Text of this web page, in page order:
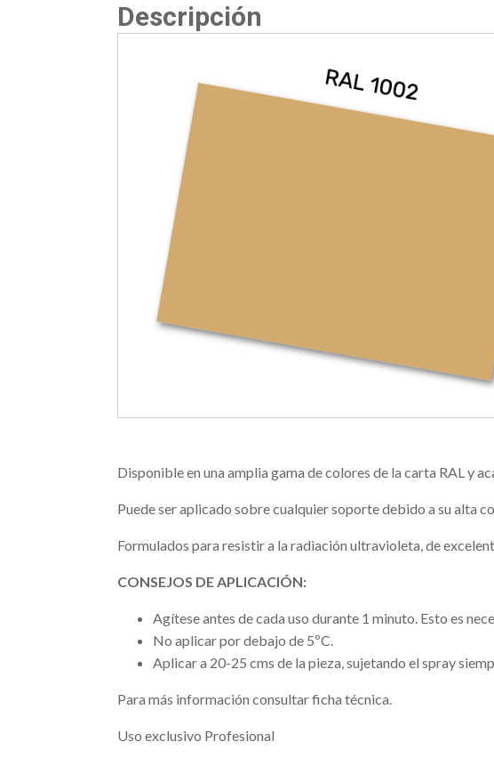
Descripción
Disponible en una amplia gama de colores de la carta RAL y
Puede ser aplicado sobre cualquier soporte debido a su alta
Formulados para resistir a la radiación ultravioleta, de
CONSEJOS DE APLICACIÓN:
Agítese antes de cada uso durante 1 minuto. Esto es
No aplicar por debajo de 5ºC.
Aplicar a 20-25 cms de la pieza, sujetando el spray
Para más información consultar ficha técnica.
Uso exclusivo Profesional